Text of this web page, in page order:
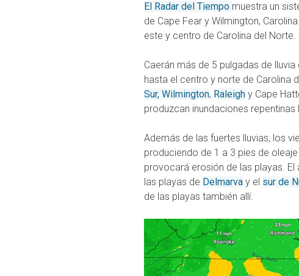
El Radar del Tiempo muestra un
de Cape Fear y Wilmington,
este y centro de Carolina del Norte.
Caerán más de 5 pulgadas de
hasta el centro y norte de Carolina
Sur, Wilmington, Raleigh y Cape
produzcan inundaciones repentinas
Además de las fuertes lluvias, los
produciendo de 1 a 3 pies de
provocará erosión de las playas.
las playas de Delmarva y el sur de
de las playas también allí.